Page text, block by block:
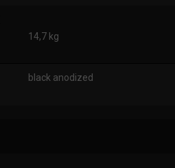
14,7 kg
black anodized